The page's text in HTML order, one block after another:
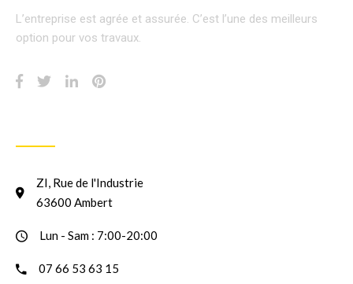
L’entreprise est agrée et assurée. C’est l’une des meilleurs
option pour vos travaux.
ZI, Rue de l'Industrie
63600 Ambert
Lun - Sam : 7:00-20:00
07 66 53 63 15